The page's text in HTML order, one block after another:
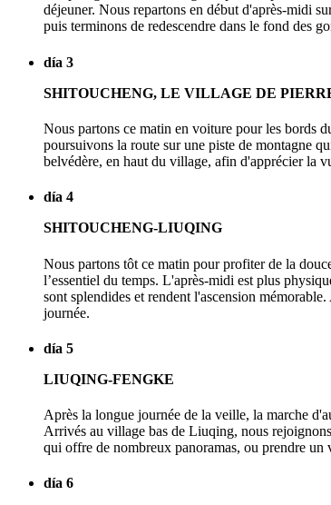
déjeuner. Nous repartons en début d'après-midi
puis terminons de redescendre dans le fond des
día 3
SHITOUCHENG, LE VILLAGE DE
Nous partons ce matin en voiture pour les bords
poursuivons la route sur une piste de montagne
belvédère, en haut du village, afin d'apprécier la
día 4
SHITOUCHENG-LIUQING
Nous partons tôt ce matin pour profiter de la
l’essentiel du temps. L'après-midi est plus
sont splendides et rendent l'ascension
journée.
día 5
LIUQING-FENGKE
Après la longue journée de la veille, la marche
Arrivés au village bas de Liuqing, nous
qui offre de nombreux panoramas, ou prendre un
día 6